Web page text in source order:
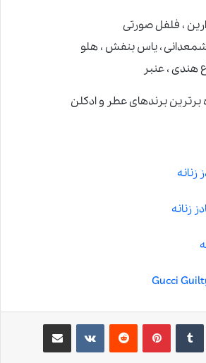
، فلفل صورتی
شمعدانی ، یاس بنفش ، هلو
هندی ، عنبر
برترین برندهای عطر و ادکلن
زنانه
زنانه
Gucci
لینکدین ‫پین‌ترست ‫رددیت